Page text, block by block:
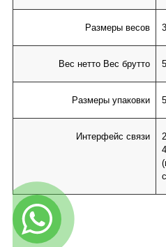
Размеры весов
Вес нетто Вес брутто
Размеры упаковки
Интерфейс связи